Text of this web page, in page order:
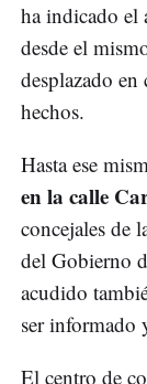
ha indicado el
desde el
desplazado
hechos.
Hasta ese
en la calle
concejales de
del Gobierno
acudido
ser informado
El centro de